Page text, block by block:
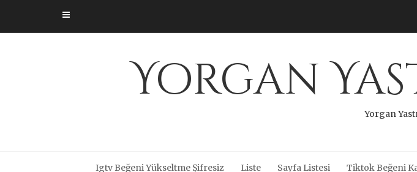
content
Yorgan
Yorgan
Igtv Beğeni Yükseltme Şifresiz Liste Sayfa Listesi Tiktok Beğeni